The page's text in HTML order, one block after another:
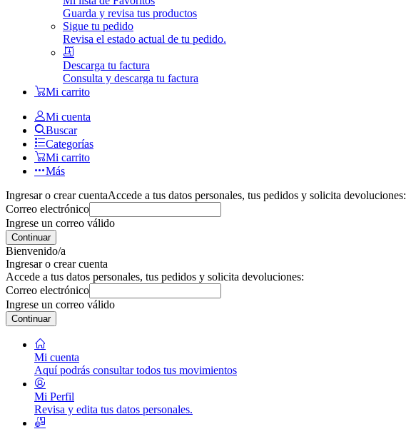
Guarda y revisa tus productos
Sigue tu pedido
Revisa el estado actual de tu pedido.
Descarga tu factura
Consulta y descarga tu factura
Mi carrito
Mi cuenta
Buscar
Categorías
Mi carrito
Más
Ingresar o crear cuentaAccede a tus datos personales, tus pedidos y solicita devoluciones:
Correo electrónico
Ingrese un correo válido
Continuar
Bienvenido/a
Ingresar o crear cuenta
Accede a tus datos personales, tus pedidos y solicita devoluciones:
Correo electrónico
Ingrese un correo válido
Continuar
Mi cuenta
Aquí podrás consultar todos tus movimientos
Mi Perfil
Revisa y edita tus datos personales.